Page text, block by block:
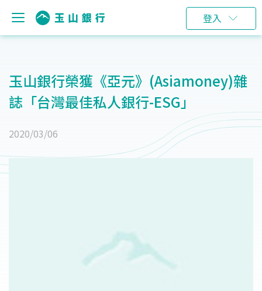
登入
玉山銀行榮獲《亞元》(Asiamoney)雜
誌「台灣最佳私人銀行-ESG」
2020/03/06